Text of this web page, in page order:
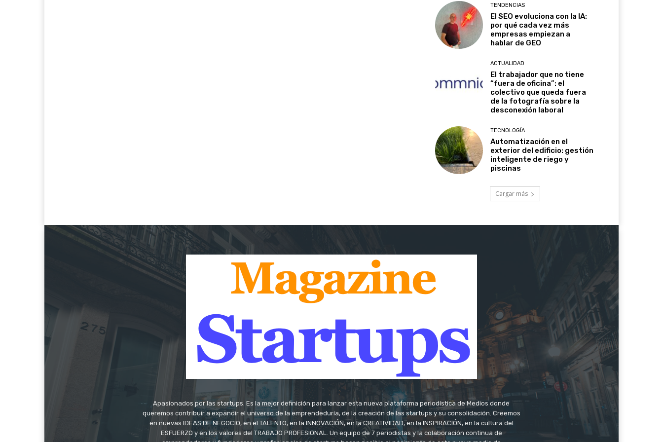
TENDENCIAS
El SEO evoluciona con la IA:
por qué cada vez más
empresas empiezan a
hablar de GEO
ACTUALIDAD
El trabajador que no tiene
“fuera de oficina”: el
colectivo que queda fuera
de la fotografía sobre la
desconexión laboral
TECNOLOGÍA
Automatización en el
exterior del edificio: gestión
inteligente de riego y
piscinas
Cargar más
Apasionados por las startups. Es la mejor definición para lanzar esta nueva plataforma periodística de Medios donde
queremos contribuir a expandir el universo de la emprendeduría, de la creación de las startups y su consolidación. Creemos
en nuevas IDEAS DE NEGOCIO, en el TALENTO, en la INNOVACIÓN, en la CREATIVIDAD, en la INSPIRACIÓN, en la cultura del
ESFUERZO y en los valores del TRABAJO PROFESIONAL. Un equipo de 7 periodistas y la colaboración continua de